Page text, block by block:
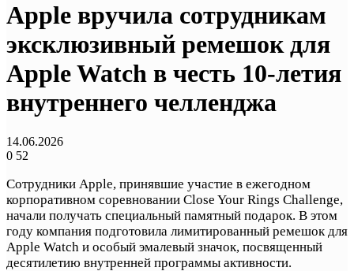
Apple вручила сотрудникам
эксклюзивный ремешок для
Apple Watch в честь 10-летия
внутреннего челленджа
14.06.2026
0 52
Сотрудники Apple, принявшие участие в ежегодном
корпоративном соревновании Close Your Rings Challenge,
начали получать специальный памятный подарок. В этом
году компания подготовила лимитированный ремешок для
Apple Watch и особый эмалевый значок, посвященный
десятилетию внутренней программы активности.